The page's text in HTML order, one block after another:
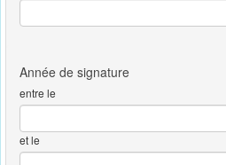
entre le
et le